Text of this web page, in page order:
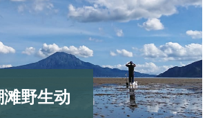
野生动